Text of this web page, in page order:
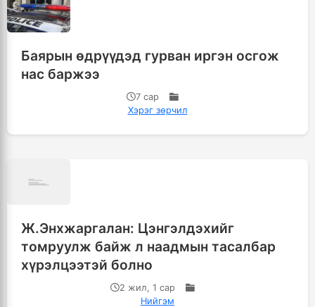
Баярын өдрүүдэд гурван иргэн осгож
нас баржээ
7 сар
Хэрэг зөрчил
Ж.Энхжаргалан: Цэнгэлдэхийг
томруулж байж л наадмын тасалбар
хүрэлцээтэй болно
2 жил, 1 сар
Нийгэм